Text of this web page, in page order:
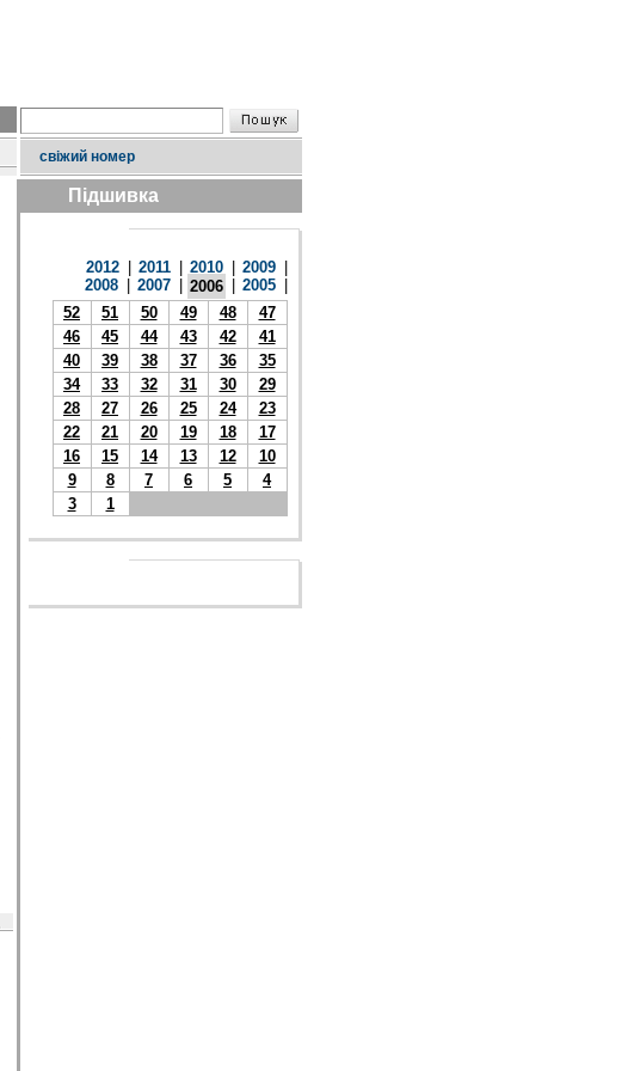
свіжий номер
Підшивка
2012 2011 2010 2009
2008
2007 2006 2005
52
51 50 49 48
47
46
45 44 43 42
41
40
39 38 37 36
35
34
33 32 31 30
29
28
27 26 25 24
23
22
21 20 19 18
17
16
15 14 13 12
10
9
8 7 6 5
4
3
1